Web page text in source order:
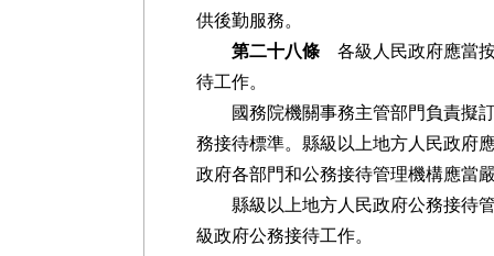
供後勤服務。
第二十八條各級人民政府應當按
待工作。
國務院機關事務主管部門負責擬訂
務接待標準。縣級以上地方人民政府
政府各部門和公務接待管理機構應當
縣級以上地方人民政府公務接待管
級政府公務接待工作。